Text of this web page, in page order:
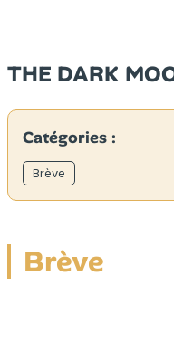
THE DARK
Catégories :
Brève
Brève